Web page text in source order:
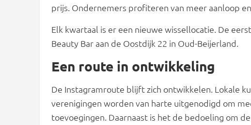
prijs. Ondernemers profiteren van meer aanloop
Elk kwartaal is er een nieuwe wissellocatie. De
Beauty Bar aan de Oostdijk 22 in Oud-Beijerland.
Een route in ontwikkeling
De Instagramroute blijft zich ontwikkelen. Lokale
verenigingen worden van harte uitgenodigd om
toevoegingen. Daarnaast is het de bedoeling om